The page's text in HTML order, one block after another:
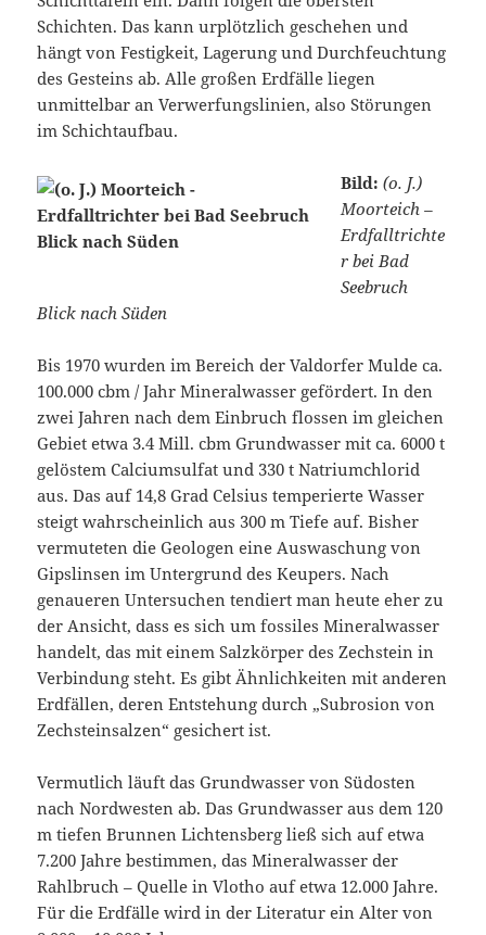
Schichten. Das kann urplötzlich geschehen und
hängt von Festigkeit, Lagerung und Durchfeuchtung
des Gesteins ab. Alle großen Erdfälle liegen
unmittelbar an Verwerfungslinien, also Störungen
im Schichtaufbau.
Bild:(o. J.)
Moorteich –
Erdfalltrichte
r bei Bad
Seebruch
Blick nach Süden
Bis 1970 wurden im Bereich der Valdorfer Mulde ca.
100.000 cbm / Jahr Mineralwasser gefördert. In den
zwei Jahren nach dem Einbruch flossen im gleichen
Gebiet etwa 3.4 Mill. cbm Grundwasser mit ca. 6000 t
gelöstem Calciumsulfat und 330 t Natriumchlorid
aus. Das auf 14,8 Grad Celsius temperierte Wasser
steigt wahrscheinlich aus 300 m Tiefe auf. Bisher
vermuteten die Geologen eine Auswaschung von
Gipslinsen im Untergrund des Keupers. Nach
genaueren Untersuchen tendiert man heute eher zu
der Ansicht, dass es sich um fossiles Mineralwasser
handelt, das mit einem Salzkörper des Zechstein in
Verbindung steht. Es gibt Ähnlichkeiten mit anderen
Erdfällen, deren Entstehung durch „Subrosion von
Zechsteinsalzen“ gesichert ist.
Vermutlich läuft das Grundwasser von Südosten
nach Nordwesten ab. Das Grundwasser aus dem 120
m tiefen Brunnen Lichtensberg ließ sich auf etwa
7.200 Jahre bestimmen, das Mineralwasser der
Rahlbruch – Quelle in Vlotho auf etwa 12.000 Jahre.
Für die Erdfälle wird in der Literatur ein Alter von